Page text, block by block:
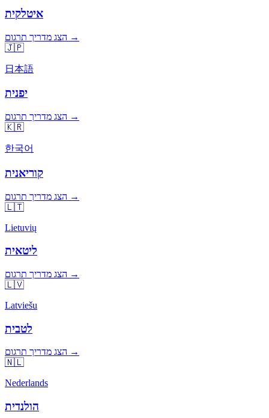
איטלקית
הצג מדריך תרגום →
🇯🇵
日本語
יפנית
הצג מדריך תרגום →
🇰🇷
한국어
קוריאנית
הצג מדריך תרגום →
🇱🇹
Lietuvių
ליטאית
הצג מדריך תרגום →
🇱🇻
Latviešu
לטבית
הצג מדריך תרגום →
🇳🇱
Nederlands
הולנדית